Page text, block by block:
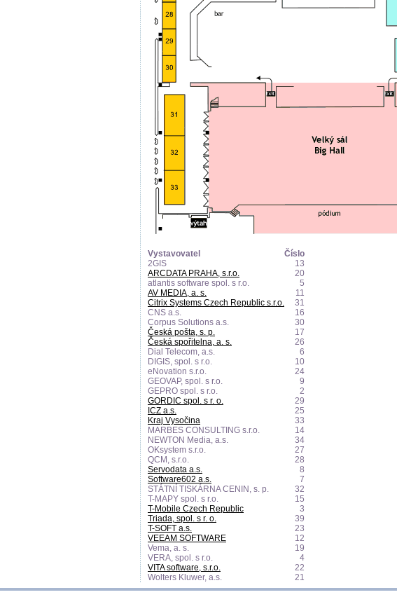
Vystavovatel
Číslo
2GIS
13
ARCDATA PRAHA, s.r.o.
20
atlantis software spol. s r.o.
5
AV MEDIA, a. s.
11
Citrix Systems Czech Republic s.r.o.
31
CNS a.s.
16
Corpus Solutions a.s.
30
Česká pošta, s. p.
17
Česká spořitelna, a. s.
26
Dial Telecom, a.s.
6
DIGIS, spol. s r.o.
10
eNovation s.r.o.
24
GEOVAP, spol. s r.o.
9
GEPRO spol. s r.o.
2
GORDIC spol. s r. o.
29
ICZ a.s.
25
Kraj Vysočina
33
MARBES CONSULTING s.r.o.
14
NEWTON Media, a.s.
34
OKsystem s.r.o.
27
QCM, s.r.o.
28
Servodata a.s.
8
Software602 a.s.
7
STÁTNÍ TISKÁRNA CENIN, s. p.
32
T-MAPY spol. s r.o.
15
T-Mobile Czech Republic
3
Triada, spol. s r. o.
39
T-SOFT a.s.
23
VEEAM SOFTWARE
12
Vema, a. s.
19
VERA, spol. s r.o.
4
VITA software, s.r.o.
22
Wolters Kluwer, a.s.
21